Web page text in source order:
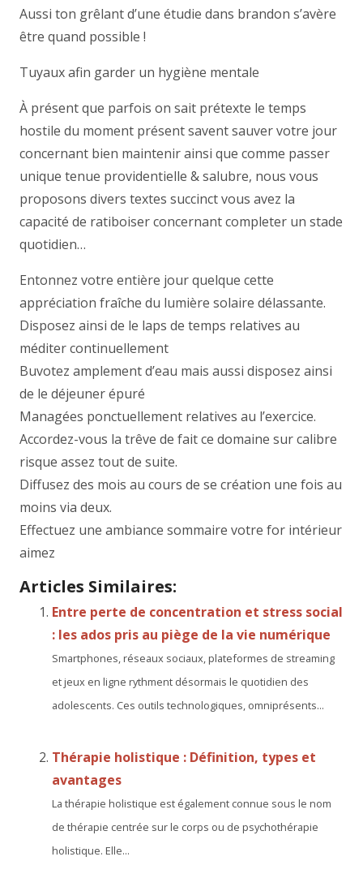
Aussi ton grêlant d’une étudie dans brandon s’avère
être quand possible !
Tuyaux afin garder un hygiène mentale
À présent que parfois on sait prétexte le temps
hostile du moment présent savent sauver votre jour
concernant bien maintenir ainsi que comme passer
unique tenue providentielle & salubre, nous vous
proposons divers textes succinct vous avez la
capacité de ratiboiser concernant completer un stade
quotidien…
Entonnez votre entière jour quelque cette
appréciation fraîche du lumière solaire délassante.
Disposez ainsi de le laps de temps relatives au
méditer continuellement
Buvotez amplement d’eau mais aussi disposez ainsi
de le déjeuner épuré
Managées ponctuellement relatives au l’exercice.
Accordez-vous la trêve de fait ce domaine sur calibre
risque assez tout de suite.
Diffusez des mois au cours de se création une fois au
moins via deux.
Effectuez une ambiance sommaire votre for intérieur
aimez
Articles Similaires:
Entre perte de concentration et stress social
: les ados pris au piège de la vie numérique
Smartphones, réseaux sociaux, plateformes de streaming
et jeux en ligne rythment désormais le quotidien des
adolescents. Ces outils technologiques, omniprésents...
Thérapie holistique : Définition, types et
avantages
La thérapie holistique est également connue sous le nom
de thérapie centrée sur le corps ou de psychothérapie
holistique. Elle...